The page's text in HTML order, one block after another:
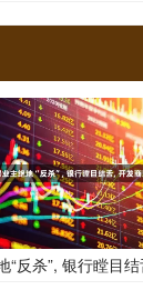
“反杀”, 银行瞠目